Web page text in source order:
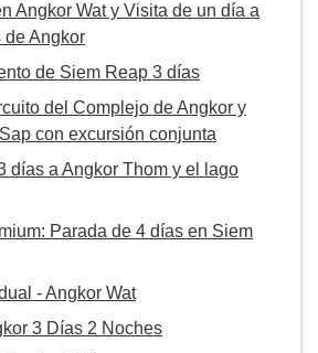
Angkor Wat y Visita de un día a
de Angkor
de Siem Reap 3 días
del Complejo de Angkor y
con excursión conjunta
días a Angkor Thom y el lago
Parada de 4 días en Siem
- Angkor Wat
3 Días 2 Noches